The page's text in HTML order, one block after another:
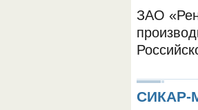
ЗАО
СИКАР-